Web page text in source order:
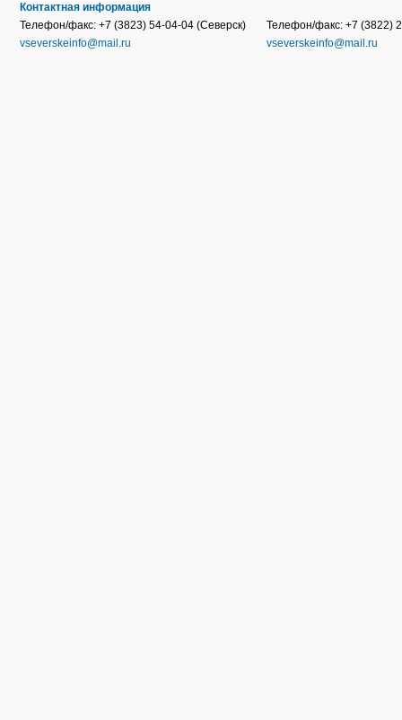
Контактная информация
Телефон/факс: +7 (3823) 54-04-04 (Северск)
vseverskeinfo@mail.ru
Телефон/факс: +7 (3822)
vseverskeinfo@mail.ru